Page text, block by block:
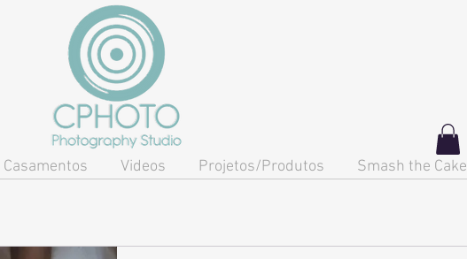
Casamentos Videos Projetos/Produtos Smash the Cake